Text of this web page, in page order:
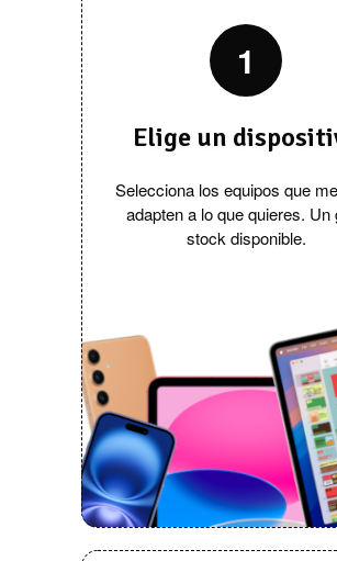
1
Elige un
Selecciona los equipos que
adapten a lo que quieres. Un
stock disponible.